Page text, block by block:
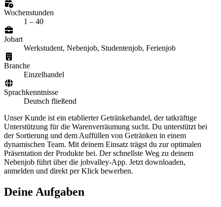
Wochenstunden
1 – 40
Jobart
Werkstudent, Nebenjob, Studentenjob, Ferienjob
Branche
Einzelhandel
Sprachkenntnisse
Deutsch fließend
Unser Kunde ist ein etablierter Getränkehandel, der tatkräftige
Unterstützung für die Warenverräumung sucht. Du unterstützt bei
der Sortierung und dem Auffüllen von Getränken in einem
dynamischen Team. Mit deinem Einsatz trägst du zur optimalen
Präsentation der Produkte bei. Der schnellste Weg zu deinem
Nebenjob führt über die jobvalley-App. Jetzt downloaden,
anmelden und direkt per Klick bewerben.
Deine Aufgaben